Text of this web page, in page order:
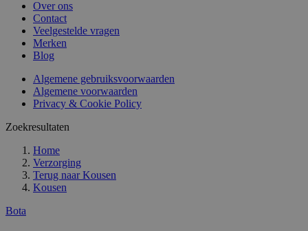
Over ons
Contact
Veelgestelde vragen
Merken
Blog
Algemene gebruiksvoorwaarden
Algemene voorwaarden
Privacy & Cookie Policy
Zoekresultaten
Home
Verzorging
Terug naar Kousen
Kousen
Bota